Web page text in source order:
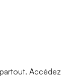
Accédez